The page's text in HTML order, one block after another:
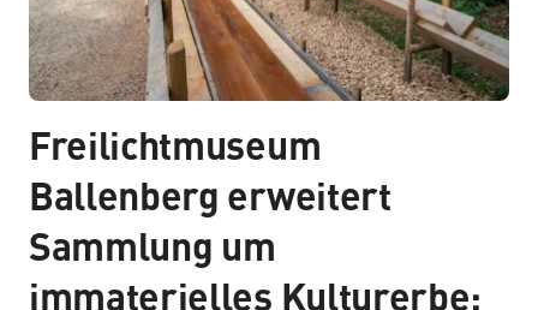
Freilichtmuseum
Ballenberg erweitert
Sammlung um
immaterielles Kulturerbe: